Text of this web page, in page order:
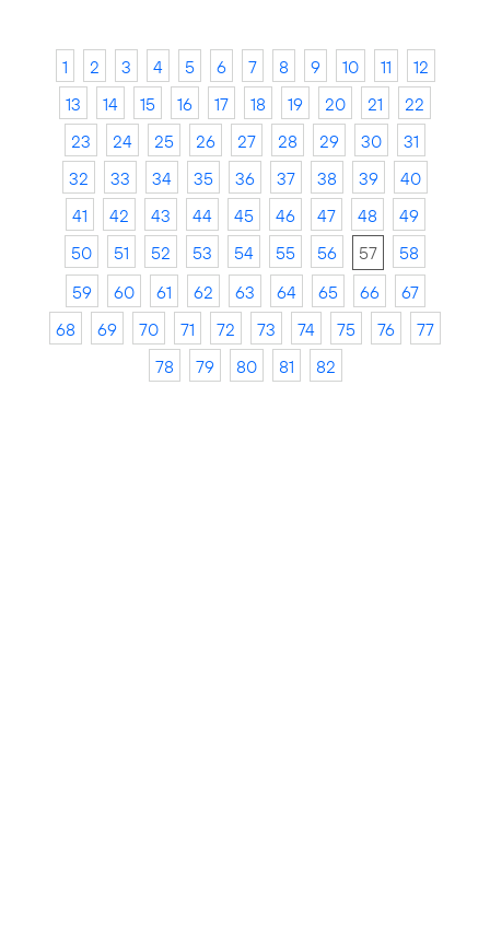
1 2 3 4 5 6 7 8 9 10 11
12
13
14 15 16 17 18 19 20 21
22
23
24 25 26 27 28 29 30
31
32
33 34 35 36 37 38 39
40
41
42 43 44 45 46 47 48
49
50
51 52 53 54 55 56 57
58
59
60 61 62 63 64 65 66
67
68
69 70 71 72 73 74 75 76
77
78
79 80 81 82